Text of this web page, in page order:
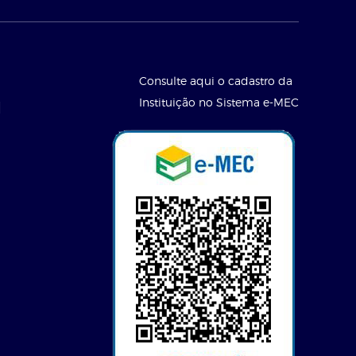
Consulte aqui o cadastro da
Instituição no Sistema e-MEC